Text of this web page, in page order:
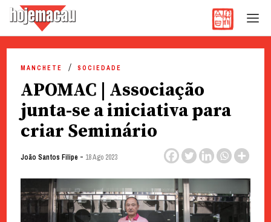
content
MANCHETE SOCIEDADE
APOMAC | Associação
junta-se a iniciativa para
criar Seminário
João Santos Filipe - 18 Ago 2023